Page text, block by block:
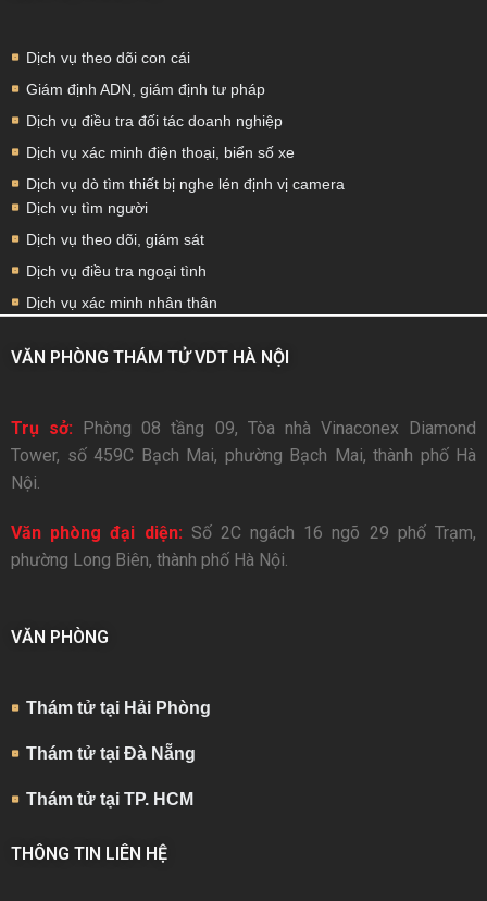
Dịch vụ theo dõi con cái
Giám định ADN, giám định tư pháp
Dịch vụ điều tra đối tác doanh nghiệp
Dịch vụ xác minh điện thoại, biển số xe
Dịch vụ dò tìm thiết bị nghe lén định vị camera
Dịch vụ tìm người
Dịch vụ theo dõi, giám sát
Dịch vụ điều tra ngoại tình
Dịch vụ xác minh nhân thân
VĂN PHÒNG THÁM TỬ VDT HÀ NỘI
Trụ sở: Phòng 08 tầng 09, Tòa nhà Vinaconex Diamond
Tower, số 459C Bạch Mai, phường Bạch Mai, thành phố Hà
Nội.
Văn phòng đại diện: Số 2C ngách 16 ngõ 29 phố Trạm,
phường Long Biên, thành phố Hà Nội.
VĂN PHÒNG
Thám tử tại Hải Phòng
Thám tử tại Đà Nẵng
Thám tử tại TP. HCM
THÔNG TIN LIÊN HỆ